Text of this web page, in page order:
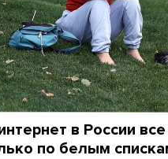
в России
по белым